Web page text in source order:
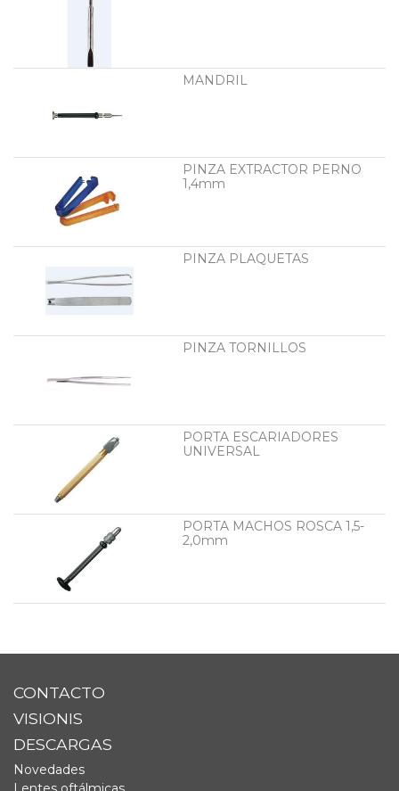
MANDRIL
PINZA EXTRACTOR PERNO
1,4mm
PINZA PLAQUETAS
PINZA TORNILLOS
PORTA ESCARIADORES
UNIVERSAL
PORTA MACHOS ROSCA 1,5-
2,0mm
CONTACTO
VISIONIS
DESCARGAS
Novedades